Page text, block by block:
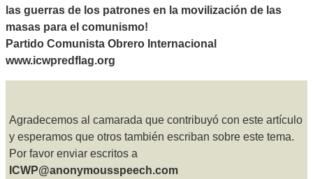
las guerras de los patrones en la movilización de las
masas para el comunismo!
Partido Comunista Obrero Internacional
www.icwpredflag.org
Agradecemos al camarada que contribuyó con este artículo
y esperamos que otros también escriban sobre este tema.
Por favor enviar escritos a
ICWP@anonymousspeech.com